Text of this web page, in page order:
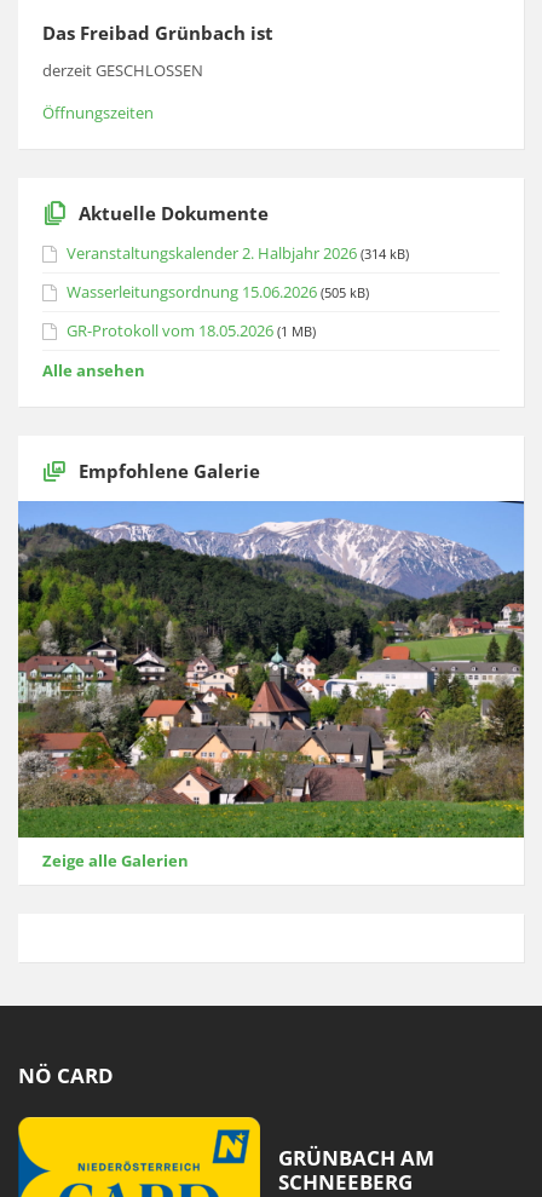
Das Freibad Grünbach ist
derzeit GESCHLOSSEN
Öffnungszeiten
Aktuelle Dokumente
Veranstaltungskalender 2. Halbjahr 2026 (314 kB)
Wasserleitungsordnung 15.06.2026 (505 kB)
GR-Protokoll vom 18.05.2026 (1 MB)
Alle ansehen
Empfohlene Galerie
Zeige alle Galerien
NÖ CARD
GRÜNBACH AM
SCHNEEBERG